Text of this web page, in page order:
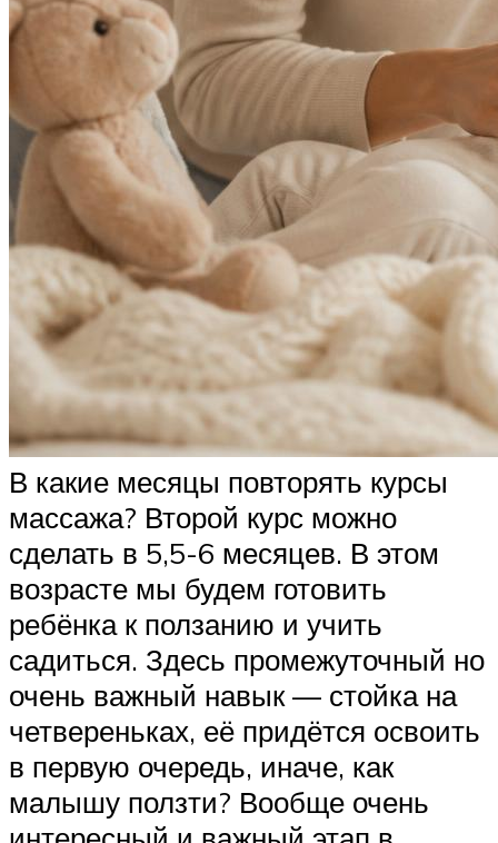
В какие месяцы повторять курсы
массажа? Второй курс можно
сделать в 5,5-6 месяцев. В этом
возрасте мы будем готовить
ребёнка к ползанию и учить
садиться. Здесь промежуточный но
очень важный навык — стойка на
четвереньках, её придётся освоить
в первую очередь, иначе, как
малышу ползти? Вообще очень